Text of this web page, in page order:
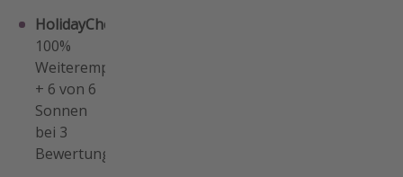
HolidayCheck
100%
Weiterempfehlung
+ 6 von 6
Sonnen
bei 3
Bewertungen